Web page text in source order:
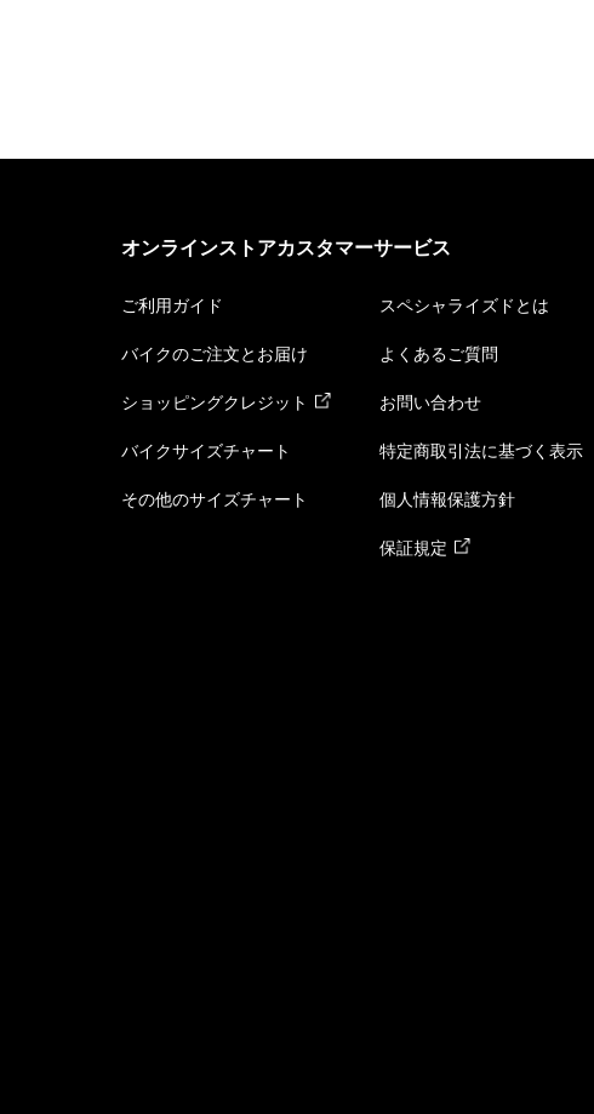
オンラインストアカスタマーサービス
ご利用ガイド
バイクのご注文とお届け
ショッピングクレジット
バイクサイズチャート
その他のサイズチャート
スペシャライズドとは
よくあるご質問
お問い合わせ
特定商取引法に基づく表示
個人情報保護方針
保証規定